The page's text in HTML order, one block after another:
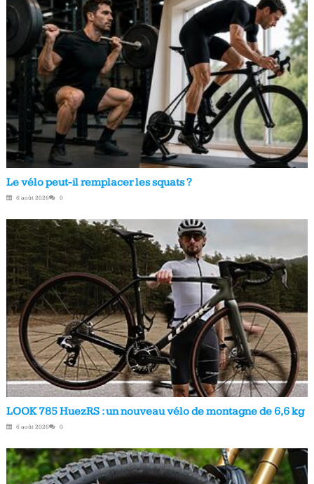
Le vélo peut-il remplacer les squats ?
6 août 2026 0
LOOK 785 HuezRS : un nouveau vélo de montagne de 6,6 kg
6 août 2026 0